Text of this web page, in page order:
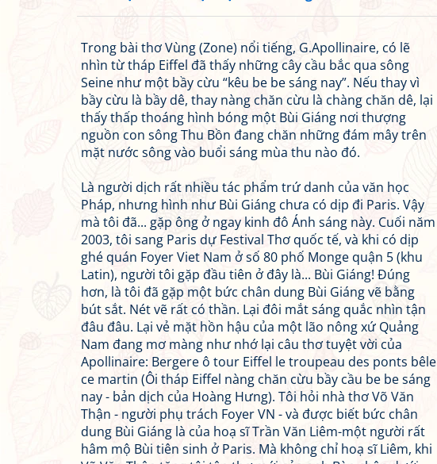
Trong bài thơ Vùng (Zone) nổi tiếng, G.Apollinaire, có lẽ
nhìn từ tháp Eiffel đã thấy những cây cầu bắc qua sông
Seine như một bầy cừu “kêu be be sáng nay”. Nếu thay vì
bầy cừu là bầy dê, thay nàng chăn cừu là chàng chăn dê, lại
thấy thấp thoáng hình bóng một Bùi Giáng nơi thượng
nguồn con sông Thu Bồn đang chăn những đám mây trên
mặt nước sông vào buổi sáng mùa thu nào đó.
Là người dịch rất nhiều tác phẩm trứ danh của văn học
Pháp, nhưng hình như Bùi Giáng chưa có dịp đi Paris. Vậy
mà tôi đã... gặp ông ở ngay kinh đô Ánh sáng này. Cuối năm
2003, tôi sang Paris dự Festival Thơ quốc tế, và khi có dịp
ghé quán Foyer Viet Nam ở số 80 phố Monge quận 5 (khu
Latin), người tôi gặp đầu tiên ở đây là... Bùi Giáng! Đúng
hơn, là tôi đã gặp một bức chân dung Bùi Giáng vẽ bằng
bút sắt. Nét vẽ rất có thần. Lại đôi mắt sáng quắc nhìn tận
đâu đâu. Lại vẻ mặt hồn hậu của một lão nông xứ Quảng
Nam đang mơ màng như nhớ lại câu thơ tuyệt vời của
Apollinaire: Bergere ô tour Eiffel le troupeau des ponts bêle
ce martin (Ôi tháp Eiffel nàng chăn cừu bầy cầu be be sáng
nay - bản dịch của Hoàng Hưng). Tôi hỏi nhà thơ Võ Văn
Thận - người phụ trách Foyer VN - và được biết bức chân
dung Bùi Giáng là của hoạ sĩ Trần Văn Liêm-một người rất
hâm mộ Bùi tiên sinh ở Paris. Mà không chỉ hoạ sĩ Liêm, khi